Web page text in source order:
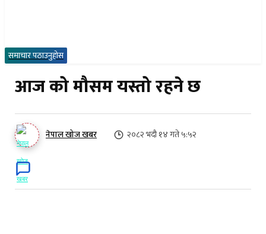
समाचार पठाउनुहोस
आज को मौसम यस्तो रहने छ
नेपाल खोज खबर २०८२ भदौ १४ गते ५:५२